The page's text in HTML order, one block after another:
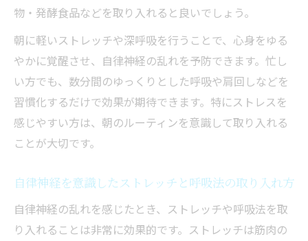
物・発酵食品などを取り入れると良いでしょう。
朝に軽いストレッチや深呼吸を行うことで、心身をゆる
やかに覚醒させ、自律神経の乱れを予防できます。忙し
い方でも、数分間のゆっくりとした呼吸や肩回しなどを
習慣化するだけで効果が期待できます。特にストレスを
感じやすい方は、朝のルーティンを意識して取り入れる
ことが大切です。
自律神経を意識したストレッチと呼吸法の取り入れ方
自律神経の乱れを感じたとき、ストレッチや呼吸法を取
り入れることは非常に効果的です。ストレッチは筋肉の